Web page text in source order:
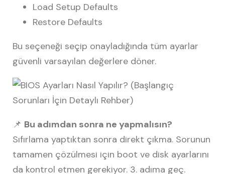
Load Setup Defaults
Restore Defaults
Bu seçeneği seçip onayladığında tüm ayarlar
güvenli varsayılan değerlere döner.
📌 Bu adımdan sonra ne yapmalısın?
Sıfırlama yaptıktan sonra direkt çıkma. Sorunun
tamamen çözülmesi için boot ve disk ayarlarını
da kontrol etmen gerekiyor. 3. adıma geç.